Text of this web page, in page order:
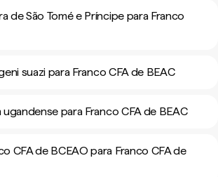
de São Tomé e Príncipe para Franco
suazi para Franco CFA de BEAC
ugandense para Franco CFA de BEAC
CFA de BCEAO para Franco CFA de